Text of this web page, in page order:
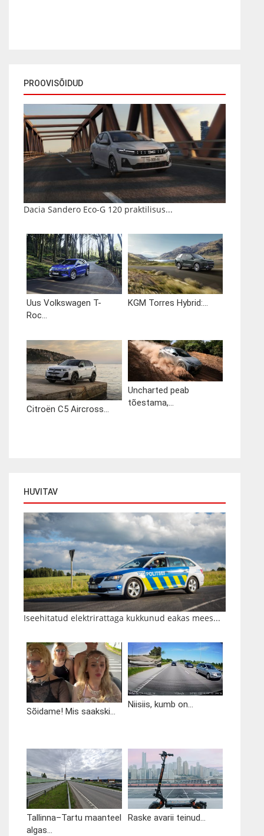
PROOVISÕIDUD
Dacia Sandero Eco-G 120 praktilisus...
Uus Volkswagen T-
Roc...
KGM Torres Hybrid:...
Citroën C5 Aircross...
Uncharted peab
tõestama,...
HUVITAV
Iseehitatud elektrirattaga kukkunud eakas mees...
Sõidame! Mis saakski...
Niisiis, kumb on...
Tallinna–Tartu maanteel
algas...
Raske avarii teinud...